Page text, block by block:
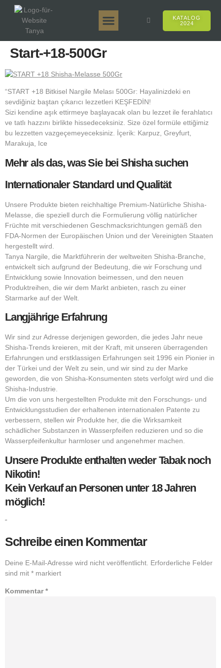
KATALOG
2024
Start-+18-500Gr
“START +18 Bitkisel Nargile Melası 500Gr: Hayalinizdeki en
sevdiğiniz baştan çıkarıcı lezzetleri KEŞFEDİN!
Sizi kendine aşık ettirmeye başlayacak olan bu lezzet ile ferahlatıcı
ve tatlı hazzını birlikte hissedeceksiniz. Size özel formüle ettiğimiz
bu lezzetten vazgeçemeyeceksiniz. İçerik: Karpuz, Greyfurt,
Marakuja, Ice
Mehr als das, was Sie bei Shisha suchen
Internationaler Standard und Qualität
Unsere Produkte bieten reichhaltige Premium-Natürliche Shisha-
Melasse, die speziell durch die Formulierung völlig natürlicher
Früchte mit verschiedenen Geschmacksrichtungen gemäß den
FDA-Normen der Europäischen Union und der Vereinigten Staaten
hergestellt wird.
Tanya Nargile, die Marktführerin der weltweiten Shisha-Branche,
entwickelt sich aufgrund der Bedeutung, die wir Forschung und
Entwicklung sowie Innovation beimessen, und den neuen
Produktreihen, die wir dem Markt anbieten, rasch zu einer
Starmarke auf der Welt.
Langjährige Erfahrung
Wir sind zur Adresse derjenigen geworden, die jedes Jahr neue
Shisha-Trends kreieren, mit der Kraft, mit unseren überragenden
Erfahrungen und erstklassigen Erfahrungen seit 1996 ein Pionier in
der Türkei und der Welt zu sein, und wir sind zu der Marke
geworden, die von Shisha-Konsumenten stets verfolgt wird und die
Shisha-Industrie.
Um die von uns hergestellten Produkte mit den Forschungs- und
Entwicklungsstudien der erhaltenen internationalen Patente zu
verbessern, stellen wir Produkte her, die die Wirksamkeit
schädlicher Substanzen in Wasserpfeifen reduzieren und so die
Wasserpfeifenkultur harmloser und angenehmer machen.
Unsere Produkte enthalten weder Tabak noch
Nikotin!
Kein Verkauf an Personen unter 18 Jahren
möglich!
“
Schreibe einen Kommentar
Deine E-Mail-Adresse wird nicht veröffentlicht. Erforderliche Felder
sind mit * markiert
Kommentar*